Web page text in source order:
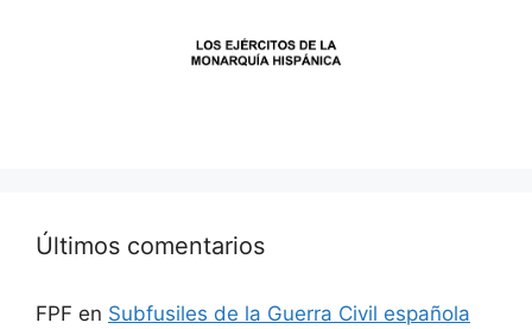
Últimos comentarios
FPF en Subfusiles de la Guerra Civil española